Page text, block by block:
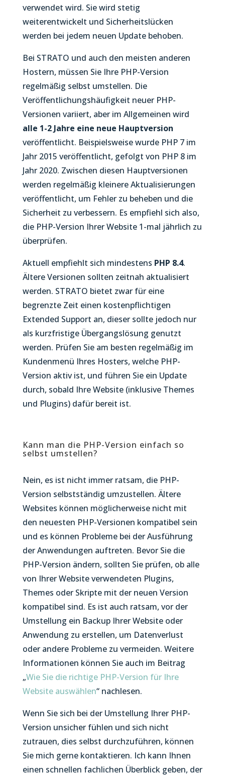
verwendet wird. Sie wird stetig
weiterentwickelt und Sicherheitslücken
werden bei jedem neuen Update behoben.
Bei STRATO und auch den meisten anderen
Hostern, müssen Sie Ihre PHP-Version
regelmäßig selbst umstellen. Die
Veröffentlichungshäufigkeit neuer PHP-
Versionen variiert, aber im Allgemeinen wird
alle 1-2 Jahre eine neue Hauptversion
veröffentlicht. Beispielsweise wurde PHP 7 im
Jahr 2015 veröffentlicht, gefolgt von PHP 8 im
Jahr 2020. Zwischen diesen Hauptversionen
werden regelmäßig kleinere Aktualisierungen
veröffentlicht, um Fehler zu beheben und die
Sicherheit zu verbessern. Es empfiehl sich also,
die PHP-Version Ihrer Website 1-mal jährlich zu
überprüfen.
Aktuell empfiehlt sich mindestens PHP 8.4.
Ältere Versionen sollten zeitnah aktualisiert
werden. STRATO bietet zwar für eine
begrenzte Zeit einen kostenpflichtigen
Extended Support an, dieser sollte jedoch nur
als kurzfristige Übergangslösung genutzt
werden. Prüfen Sie am besten regelmäßig im
Kundenmenü Ihres Hosters, welche PHP-
Version aktiv ist, und führen Sie ein Update
durch, sobald Ihre Website (inklusive Themes
und Plugins) dafür bereit ist.
Kann man die PHP-Version einfach so
selbst umstellen?
Nein, es ist nicht immer ratsam, die PHP-
Version selbstständig umzustellen. Ältere
Websites können möglicherweise nicht mit
den neuesten PHP-Versionen kompatibel sein
und es können Probleme bei der Ausführung
der Anwendungen auftreten. Bevor Sie die
PHP-Version ändern, sollten Sie prüfen, ob alle
von Ihrer Website verwendeten Plugins,
Themes oder Skripte mit der neuen Version
kompatibel sind. Es ist auch ratsam, vor der
Umstellung ein Backup Ihrer Website oder
Anwendung zu erstellen, um Datenverlust
oder andere Probleme zu vermeiden. Weitere
Informationen können Sie auch im Beitrag
„Wie Sie die richtige PHP-Version für Ihre
Website auswählen“ nachlesen.
Wenn Sie sich bei der Umstellung Ihrer PHP-
Version unsicher fühlen und sich nicht
zutrauen, dies selbst durchzuführen, können
Sie mich gerne kontaktieren. Ich kann Ihnen
einen schnellen fachlichen Überblick geben, der